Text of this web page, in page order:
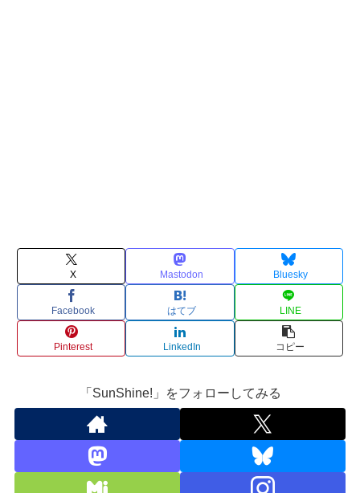
X Mastodon Bluesky
Facebook はてブ LINE
Pinterest LinkedIn コピー
「SunShine!」をフォローしてみる